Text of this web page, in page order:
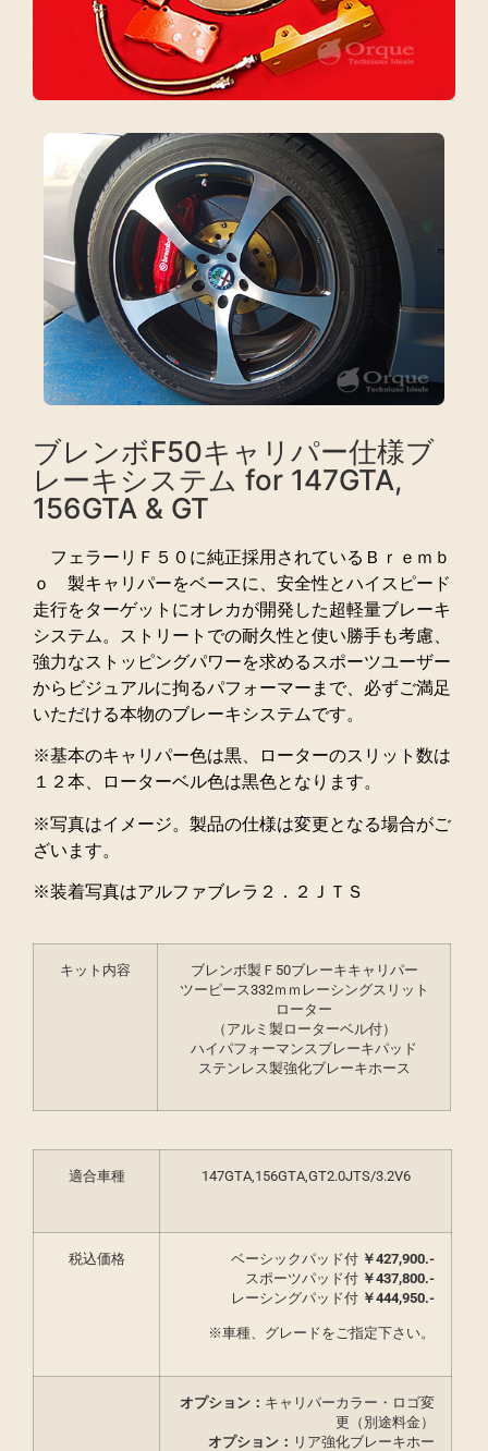
ブレンボF50キャリパー仕様ブ
レーキシステム for 147GTA,
156GTA & GT
フェラーリＦ５０に純正採用されているＢｒｅｍｂ
ｏ 製キャリパーをベースに、安全性とハイスピード
走行をターゲットにオレカが開発した超軽量ブレーキ
システム。ストリートでの耐久性と使い勝手も考慮、
強力なストッピングパワーを求めるスポーツユーザー
からビジュアルに拘るパフォーマーまで、必ずご満足
いただける本物のブレーキシステムです。
※基本のキャリパー色は黒、ローターのスリット数は
１２本、ローターベル色は黒色となります。
※写真はイメージ。製品の仕様は変更となる場合がご
ざいます。
※装着写真はアルファブレラ２．２ＪＴＳ
キット内容
ブレンボ製Ｆ50ブレーキキャリパー
ツーピース332ｍｍレーシングスリット
ローター
（アルミ製ローターベル付）
ハイパフォーマンスブレーキパッド
ステンレス製強化ブレーキホース
適合車種 147GTA,156GTA,GT2.0JTS/3.2V6
税込価格 ベーシックパッド付 ￥427,900.-
スポーツパッド付 ￥437,800.-
レーシングパッド付 ￥444,950.-
※車種、グレードをご指定下さい。
オプション： キャリパーカラー・ロゴ変
更（別途料金）
オプション： リア強化ブレーキホー